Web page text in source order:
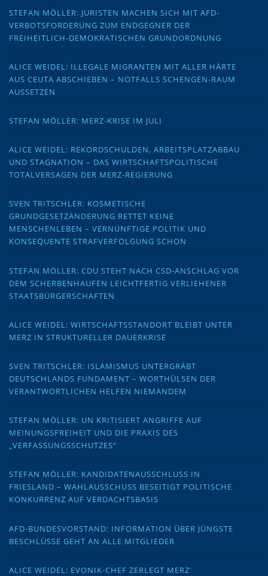
STEFAN MÖLLER: JURISTEN MACHEN SICH MIT AFD-
VERBOTSFORDERUNG ZUM ENDGEGNER DER
FREIHEITLICH-DEMOKRATISCHEN GRUNDORDNUNG
ALICE WEIDEL: ILLEGALE MIGRANTEN MIT ALLER HÄRTE
AUS CEUTA ABSCHIEBEN – NOTFALLS SCHENGEN-RAUM
AUSSETZEN
STEFAN MÖLLER: MERZ-KRISE IM JULI
ALICE WEIDEL: REKORDSCHULDEN, ARBEITSPLATZABBAU
UND STAGNATION – DAS WIRTSCHAFTSPOLITISCHE
TOTALVERSAGEN DER MERZ-REGIERUNG
SVEN TRITSCHLER: KOSMETISCHE
GRUNDGESETZÄNDERUNG RETTET KEINE
MENSCHENLEBEN – VERNÜNFTIGE POLITIK UND
KONSEQUENTE STRAFVERFOLGUNG SCHON
STEFAN MÖLLER: CDU STEHT NACH CSD-ANSCHLAG VOR
DEM SCHERBENHAUFEN LEICHTFERTIG VERLIEHENER
STAATSBÜRGERSCHAFTEN
ALICE WEIDEL: WIRTSCHAFTSSTANDORT BLEIBT UNTER
MERZ IN STRUKTURELLER DAUERKRISE
SVEN TRITSCHLER: ISLAMISMUS UNTERGRÄBT
DEUTSCHLANDS FUNDAMENT – WORTHÜLSEN DER
VERANTWORTLICHEN HELFEN NIEMANDEM
STEFAN MÖLLER: UN KRITISIERT ANGRIFFE AUF
MEINUNGSFREIHEIT UND DIE PRAXIS DES
„VERFASSUNGSSCHUTZES“
STEFAN MÖLLER: KANDIDATENAUSSCHLUSS IN
FRIESLAND – WAHLAUSSCHUSS BESEITIGT POLITISCHE
KONKURRENZ AUF VERDACHTSBASIS
AFD-BUNDESVORSTAND: INFORMATION ÜBER JÜNGSTE
BESCHLÜSSE GEHT AN ALLE MITGLIEDER
ALICE WEIDEL: EVONIK-CHEF ZERLEGT MERZ‘